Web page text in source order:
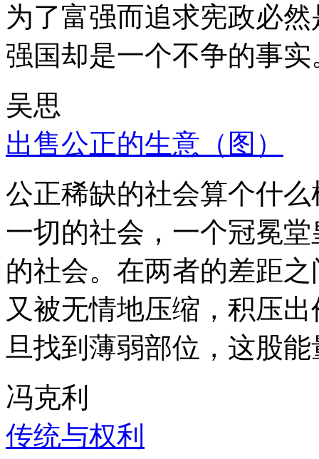
为了富强而追求宪政必
强国却是一个不争的事实
吴思
出售公正的生意（图）
公正稀缺的社会算个什
一切的社会，一个冠冕
的社会。在两者的差距
又被无情地压缩，积压
旦找到薄弱部位，这股
冯克利
传统与权利